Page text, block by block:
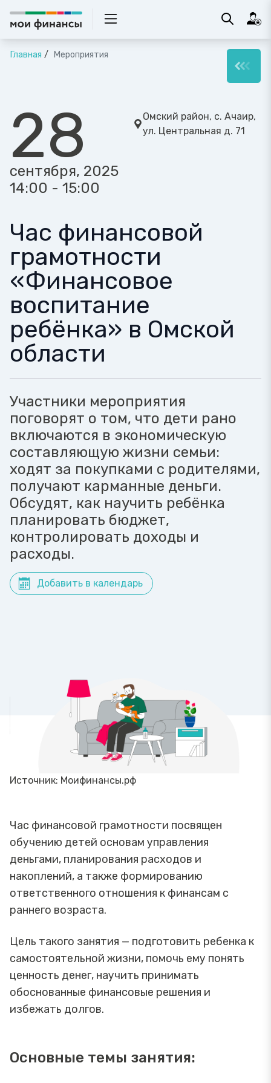
Главная Мероприятия
28
сентября, 2025
14:00 - 15:00
Омский район, с. Ачаир,
ул. Центральная д. 71
Час финансовой
грамотности
«Финансовое
воспитание
ребёнка» в Омской
области
Участники мероприятия
поговорят о том, что дети рано
включаются в экономическую
составляющую жизни семьи:
ходят за покупками с родителями,
получают карманные деньги.
Обсудят, как научить ребёнка
планировать бюджет,
контролировать доходы и
расходы.
Добавить в календарь
Источник: Моифинансы.рф
Час финансовой грамотности посвящен
обучению детей основам управления
деньгами, планирования расходов и
накоплений, а также формированию
ответственного отношения к финансам с
раннего возраста.
Цель такого занятия — подготовить ребенка к
самостоятельной жизни, помочь ему понять
ценность денег, научить принимать
обоснованные финансовые решения и
избежать долгов.
Основные темы занятия: